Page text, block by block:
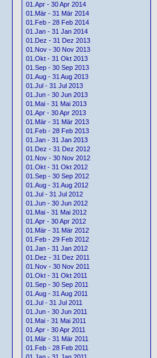
01.Apr - 30 Apr 2014
01.Mär - 31 Mär 2014
01.Feb - 28 Feb 2014
01.Jan - 31 Jan 2014
01.Dez - 31 Dez 2013
01.Nov - 30 Nov 2013
01.Okt - 31 Okt 2013
01.Sep - 30 Sep 2013
01.Aug - 31 Aug 2013
01.Jul - 31 Jul 2013
01.Jun - 30 Jun 2013
01.Mai - 31 Mai 2013
01.Apr - 30 Apr 2013
01.Mär - 31 Mär 2013
01.Feb - 28 Feb 2013
01.Jan - 31 Jan 2013
01.Dez - 31 Dez 2012
01.Nov - 30 Nov 2012
01.Okt - 31 Okt 2012
01.Sep - 30 Sep 2012
01.Aug - 31 Aug 2012
01.Jul - 31 Jul 2012
01.Jun - 30 Jun 2012
01.Mai - 31 Mai 2012
01.Apr - 30 Apr 2012
01.Mär - 31 Mär 2012
01.Feb - 29 Feb 2012
01.Jan - 31 Jan 2012
01.Dez - 31 Dez 2011
01.Nov - 30 Nov 2011
01.Okt - 31 Okt 2011
01.Sep - 30 Sep 2011
01.Aug - 31 Aug 2011
01.Jul - 31 Jul 2011
01.Jun - 30 Jun 2011
01.Mai - 31 Mai 2011
01.Apr - 30 Apr 2011
01.Mär - 31 Mär 2011
01.Feb - 28 Feb 2011